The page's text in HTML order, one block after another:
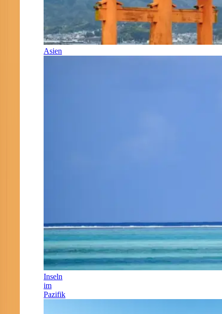
Asien
Inseln
im
Pazifik